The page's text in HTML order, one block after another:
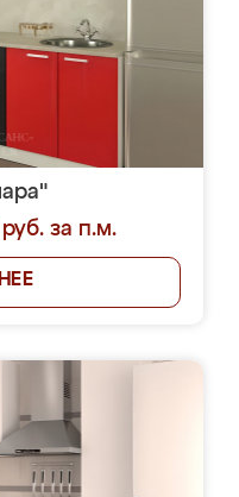
за п.м.